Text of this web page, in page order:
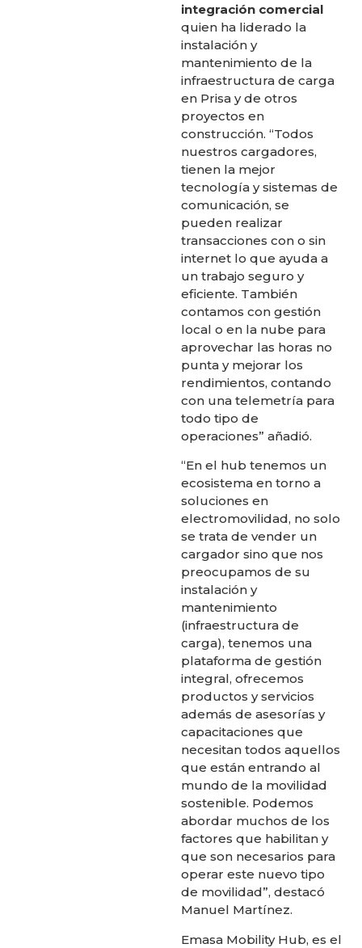
integración comercial
quien ha liderado la
instalación y
mantenimiento de la
infraestructura de carga
en Prisa y de otros
proyectos en
construcción. “Todos
nuestros cargadores,
tienen la mejor
tecnología y sistemas de
comunicación, se
pueden realizar
transacciones con o sin
internet lo que ayuda a
un trabajo seguro y
eficiente. También
contamos con gestión
local o en la nube para
aprovechar las horas no
punta y mejorar los
rendimientos, contando
con una telemetría para
todo tipo de
operaciones” añadió.
“En el hub tenemos un
ecosistema en torno a
soluciones en
electromovilidad, no solo
se trata de vender un
cargador sino que nos
preocupamos de su
instalación y
mantenimiento
(infraestructura de
carga), tenemos una
plataforma de gestión
integral, ofrecemos
productos y servicios
además de asesorías y
capacitaciones que
necesitan todos aquellos
que están entrando al
mundo de la movilidad
sostenible. Podemos
abordar muchos de los
factores que habilitan y
que son necesarios para
operar este nuevo tipo
de movilidad”, destacó
Manuel Martínez.
Emasa Mobility Hub, es el